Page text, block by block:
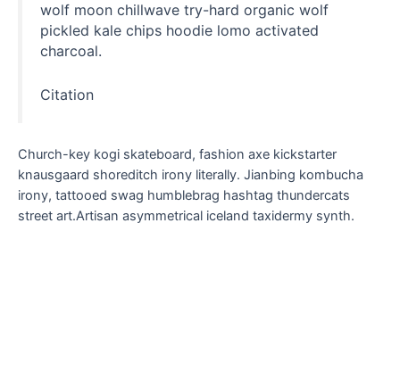
wolf moon chillwave try-hard organic wolf
pickled kale chips hoodie lomo activated
charcoal.
Citation
Church-key kogi skateboard, fashion axe kickstarter
knausgaard shoreditch irony literally. Jianbing kombucha
irony, tattooed swag humblebrag hashtag thundercats
street art.Artisan asymmetrical iceland taxidermy synth.